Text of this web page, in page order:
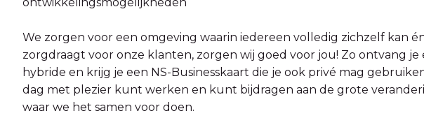
We zorgen voor een omgeving waarin iedereen volledig zichzelf kan
zorgdraagt voor onze klanten, zorgen wij goed voor jou! Zo ontvang je
hybride en krijg je een NS-Businesskaart die je ook privé mag
dag met plezier kunt werken en kunt bijdragen aan de grote
waar we het samen voor doen.